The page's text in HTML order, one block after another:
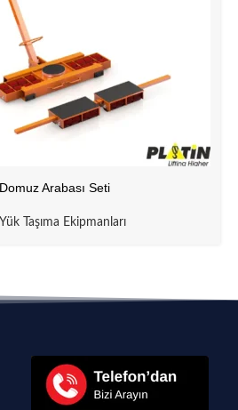
Arabası Seti
Taşıma Ekipmanları